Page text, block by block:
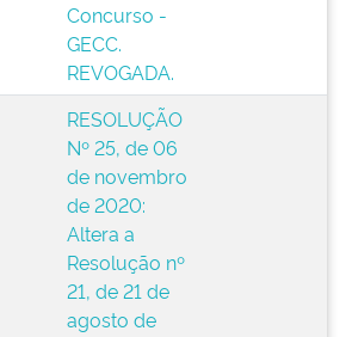
Concurso -
GECC.
REVOGADA.
RESOLUÇÃO
Nº 25, de 06
de novembro
de 2020:
Altera a
Resolução nº
21, de 21 de
agosto de